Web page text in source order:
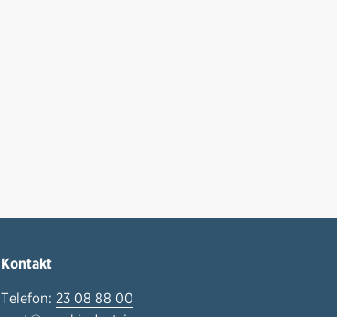
Kontakt
Telefon: 23 08 88 00